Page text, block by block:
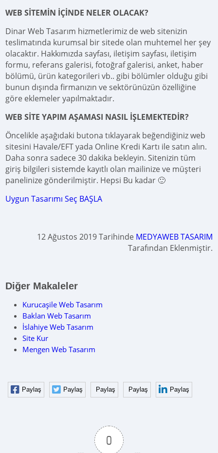
WEB SİTEMİN İÇİNDE NELER OLACAK?
Dinar Web Tasarım hizmetlerimiz de web sitenizin
teslimatında kurumsal bir sitede olan muhtemel her şey
olacaktır. Hakkımızda sayfası, iletişim sayfası, iletişim
formu, referans galerisi, fotoğraf galerisi, anket, haber
bölümü, ürün kategorileri vb.. gibi bölümler olduğu gibi
bunun dışında firmanızın ve sektörünüzün özelliğine
göre eklemeler yapılmaktadır.
WEB SİTE YAPIM AŞAMASI NASIL İŞLEMEKTEDİR?
Öncelikle aşağıdaki butona tıklayarak beğendiğiniz web
sitesini Havale/EFT yada Online Kredi Kartı ile satın alın.
Daha sonra sadece 30 dakika bekleyin. Sitenizin tüm
giriş bilgileri sistemde kayıtlı olan mailinize ve müşteri
panelinize gönderilmiştir. Hepsi Bu kadar 🙂
Uygun Tasarımı Seç BAŞLA
12 Ağustos 2019 Tarihinde MEDYAWEB TASARIM
Tarafından Eklenmiştir.
Diğer Makaleler
Kurucaşile Web Tasarım
Baklan Web Tasarım
İslahiye Web Tasarım
Site Kur
Mengen Web Tasarım
Paylaş Paylaş Paylaş Paylaş Paylaş
0